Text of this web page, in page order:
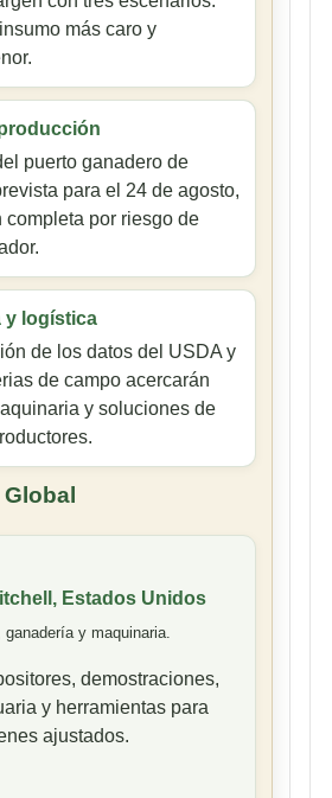
más caro y
puerto ganadero de
para el 24 de agosto,
completa por riesgo de
y logística
de los datos del USDA y
de campo acercarán
y soluciones de
Estados Unidos
y maquinaria.
demostraciones,
y herramientas para
ajustados.